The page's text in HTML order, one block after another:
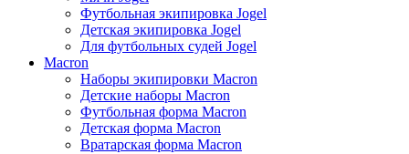
Футбольная экипировка Jogel
Детская экипировка Jogel
Для футбольных судей Jogel
Macron
Наборы экипировки Macron
Детские наборы Macron
Футбольная форма Macron
Детская форма Macron
Вратарская форма Macron